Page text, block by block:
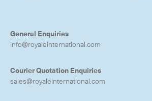
General Enquiries
info@royaleinternational.com
Courier Quotation Enquiries
sales@royaleinternational.com